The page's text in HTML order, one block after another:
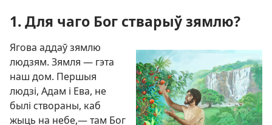
1. Для чаго Бог стварыў зямлю?
Ягова аддаў зямлю
людзям. Зямля — гэта
наш дом. Першыя
людзі, Адам і Ева, не
былі створаны, каб
жыць на небе,— там Бог